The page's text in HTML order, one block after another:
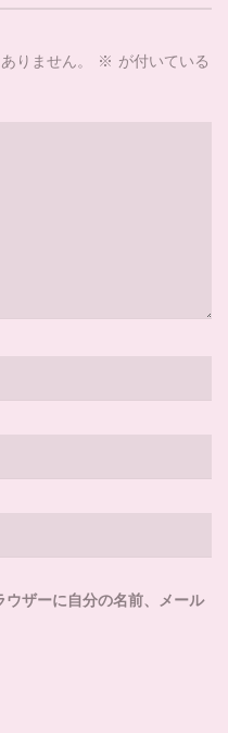
りません。 ※ が付いている
ザーに自分の名前、メール